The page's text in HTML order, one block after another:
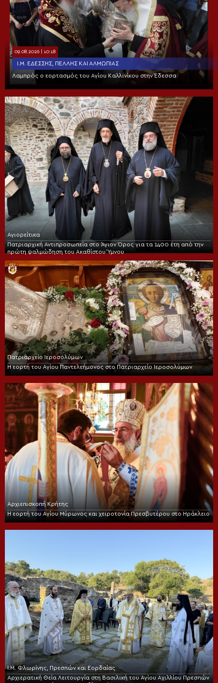
09.08.2026 | 10:18
Ι.Μ. ΕΔΈΣΣΗΣ, ΠΈΛΛΗΣ ΚΑΙ ΑΛΜΩΠΊΑΣ
Λαμπρός ο εορτασμός του Αγίου Καλλινίκου στην Έδεσσα
Αγιορείτικα
Πατριαρχική Αντιπροσωπεία στο Άγιον Όρος για τα 1400 έτη από την
πρώτη ψαλμώδηση του Ακαθίστου Ύμνου
Πατριαρχείο Ιεροσολύμων
Η εορτή του Αγίου Παντελεήμονος στο Πατριαρχείο Ιεροσολύμων
Αρχιεπισκοπή Κρήτης
Η εορτή του Αγίου Μύρωνος και χειροτονία Πρεσβυτέρου στο Ηράκλειο
Ι.Μ. Φλωρίνης, Πρεσπών και Εορδαίας
Αρχιερατική Θεία Λειτουργία στη Βασιλική του Αγίου Αχιλλίου Πρεσπών